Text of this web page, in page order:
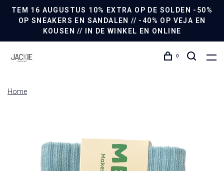
TEM 16 AUGUSTUS 10% EXTRA OP DE SOLDEN -50%
OP SNEAKERS EN SANDALEN // -40% OP VEJA EN
KOUSEN // IN DE WINKEL EN ONLINE
0
Home